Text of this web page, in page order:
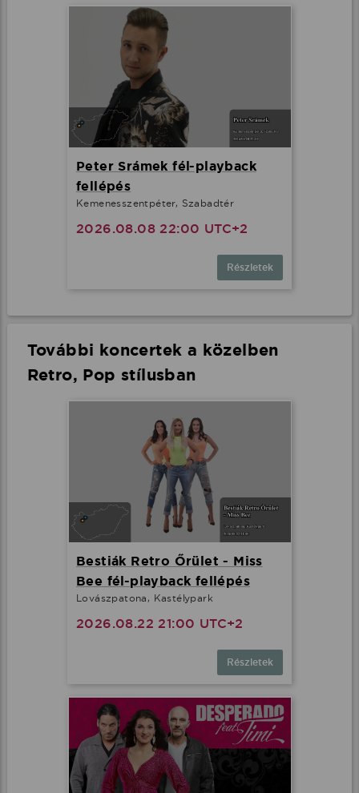
Peter Srámek fél-playback
fellépés
Kemenesszentpéter, Szabadtér
2026.08.08 22:00 UTC+2
Részletek
További koncertek a közelben
Retro, Pop stílusban
Bestiák Retro Őrület - Miss
Bee fél-playback fellépés
Lovászpatona, Kastélypark
2026.08.22 21:00 UTC+2
Részletek